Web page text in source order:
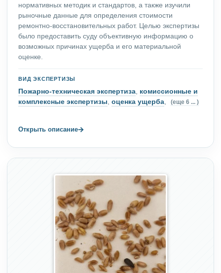
нормативных методик и стандартов, а также изучили
рыночные данные для определения стоимости
ремонтно-восстановительных работ. Целью экспертизы
было предоставить суду объективную информацию о
возможных причинах ущерба и его материальной
оценке.
ВИД ЭКСПЕРТИЗЫ
Пожарно-техническая экспертиза, комиссионные и
комплексные экспертизы, оценка ущерба, (еще 6 ... )
Открыть описание→